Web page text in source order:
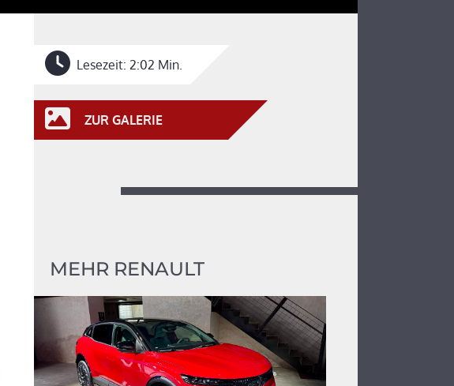
Lesezeit: 2:02 Min.
ZUR GALERIE
MEHR RENAULT